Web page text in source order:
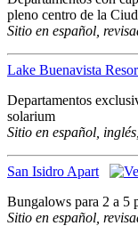
pleno centro de la
Sitio en español,
Lake Buenavista
Departamentos
solarium
Sitio en español,
San Isidro Apart
Bungalows para 2 a 5
Sitio en español,